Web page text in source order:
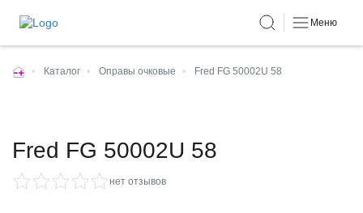
Меню
• Каталог • Оправы очковые • Fred FG 50002U 58
Fred FG 50002U 58
нет отзывов